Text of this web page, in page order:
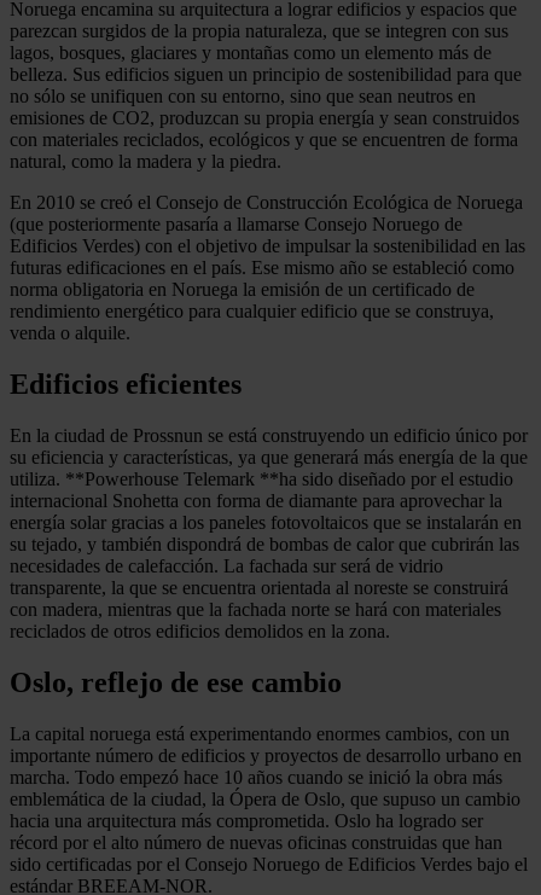
Noruega encamina su arquitectura a lograr edificios y espacios que
parezcan surgidos de la propia naturaleza, que se integren con sus
lagos, bosques, glaciares y montañas como un elemento más de
belleza. Sus edificios siguen un principio de sostenibilidad para que
no sólo se unifiquen con su entorno, sino que sean neutros en
emisiones de CO2, produzcan su propia energía y sean construidos
con materiales reciclados, ecológicos y que se encuentren de forma
natural, como la madera y la piedra.
En 2010 se creó el Consejo de Construcción Ecológica de Noruega
(que posteriormente pasaría a llamarse Consejo Noruego de
Edificios Verdes) con el objetivo de impulsar la sostenibilidad en las
futuras edificaciones en el país. Ese mismo año se estableció como
norma obligatoria en Noruega la emisión de un certificado de
rendimiento energético para cualquier edificio que se construya,
venda o alquile.
Edificios eficientes
En la ciudad de Prossnun se está construyendo un edificio único por
su eficiencia y características, ya que generará más energía de la que
utiliza. **Powerhouse Telemark **ha sido diseñado por el estudio
internacional Snohetta con forma de diamante para aprovechar la
energía solar gracias a los paneles fotovoltaicos que se instalarán en
su tejado, y también dispondrá de bombas de calor que cubrirán las
necesidades de calefacción. La fachada sur será de vidrio
transparente, la que se encuentra orientada al noreste se construirá
con madera, mientras que la fachada norte se hará con materiales
reciclados de otros edificios demolidos en la zona.
Oslo, reflejo de ese cambio
La capital noruega está experimentando enormes cambios, con un
importante número de edificios y proyectos de desarrollo urbano en
marcha. Todo empezó hace 10 años cuando se inició la obra más
emblemática de la ciudad, la Ópera de Oslo, que supuso un cambio
hacia una arquitectura más comprometida. Oslo ha logrado ser
récord por el alto número de nuevas oficinas construidas que han
sido certificadas por el Consejo Noruego de Edificios Verdes bajo el
estándar BREEAM-NOR.